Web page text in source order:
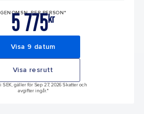
GENOMSN. PER PERSON*
kr
5 775
Visa 9 datum
Visa resrutt
SEK, gäller för Sep 27, 2026 Skatter och
avgifter ingår.*